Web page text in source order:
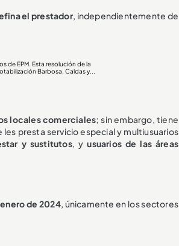
el prestador, independientemente de
de EPM. Esta resolución de la
Barbosa, Caldas y...
locales comerciales; sin embargo, tiene
les presta servicio especial y multiusuarios
y sustitutos, yusuarios de las áreas
de 2024, únicamente en los sectores